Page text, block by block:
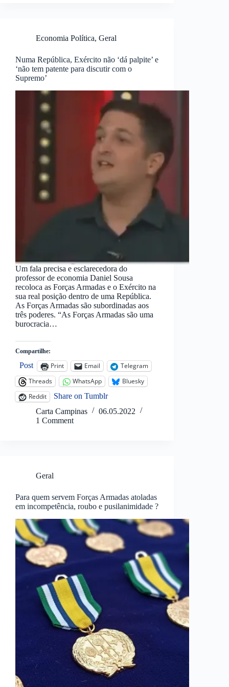
Economia Política, Geral
Numa República, Exército não ‘dá palpite’ e
‘não tem patente para discutir com o
Supremo’
Um fala precisa e esclarecedora do
professor de economia Daniel Sousa
recoloca as Forças Armadas e o Exército na
sua real posição dentro de uma República.
As Forças Armadas são subordinadas aos
três poderes. “As Forças Armadas são uma
burocracia…
Compartilhe:
Post Print Email
Telegram
Threads
WhatsApp
Bluesky
Reddit
Share on Tumblr
Carta Campinas
06.05.2022
1 Comment
Geral
Para quem servem Forças Armadas atoladas
em incompetência, roubo e pusilanimidade ?